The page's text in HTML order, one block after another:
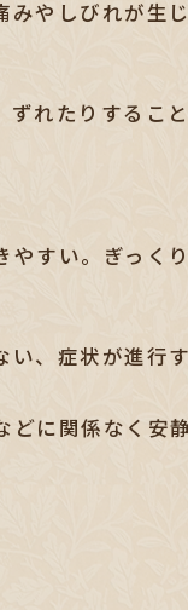
やしびれが生
れたりすること
すい。ぎっく
、症状が進行
に関係なく安